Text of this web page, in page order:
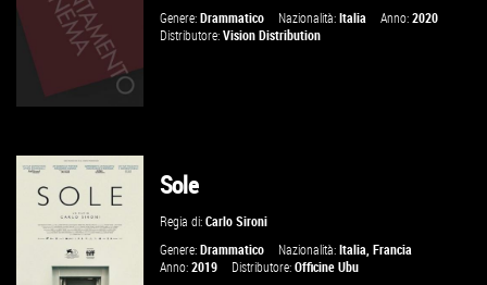
VAI ALLA SCHEDA
VAI ALLA SCHEDA
Genere:Drammatico Nazionalità:Italia Anno:2020
Distributore:Vision Distribution
Sole
Regia di:Carlo Sironi
Genere:Drammatico Nazionalità:Italia,Francia
Anno:2019 Distributore:Officine Ubu